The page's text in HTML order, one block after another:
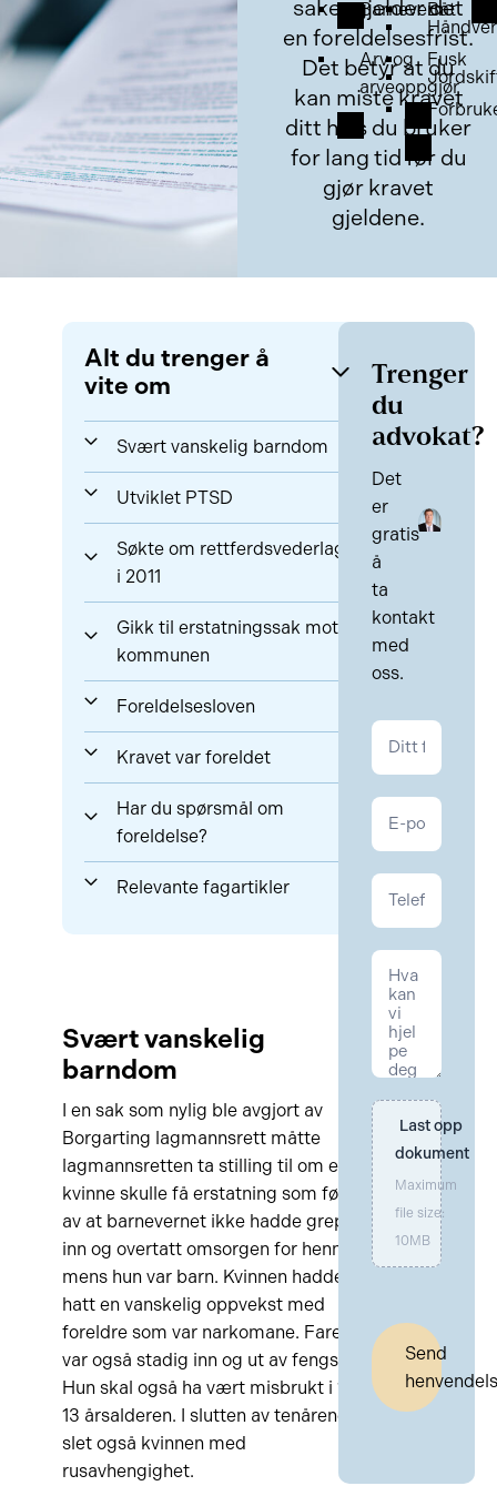
Barnevern
Arv og
arveoppgjør
Båt
Fusk
saker gjelder det
en foreldelsesfrist.
Det betyr at du
kan miste kravet
ditt hvis du bruker
for lang tid før du
gjør kravet
gjeldene.
Alt du trenger å
vite om
Svært vanskelig barndom
Utviklet PTSD
Søkte om rettferdsvederlag
i 2011
Gikk til erstatningssak mot
kommunen
Foreldelsesloven
Kravet var foreldet
Har du spørsmål om
foreldelse?
Relevante fagartikler
Svært vanskelig
barndom
I en sak som nylig ble avgjort av
Borgarting lagmannsrett måtte
lagmannsretten ta stilling til om en
kvinne skulle få erstatning som følge
av at barnevernet ikke hadde grepet
inn og overtatt omsorgen for henne
mens hun var barn. Kvinnen hadde
hatt en vanskelig oppvekst med
foreldre som var narkomane. Faren
var også stadig inn og ut av fengsel.
Hun skal også ha vært misbrukt i 12-
13 årsalderen. I slutten av tenårene
slet også kvinnen med
rusavhengighet.
Trenger
du
advokat?
Det
er
gratis
å
ta
kontakt
med
oss.
Kontakt
Last opp
dokument
Maximum
file size:
10MB
Send